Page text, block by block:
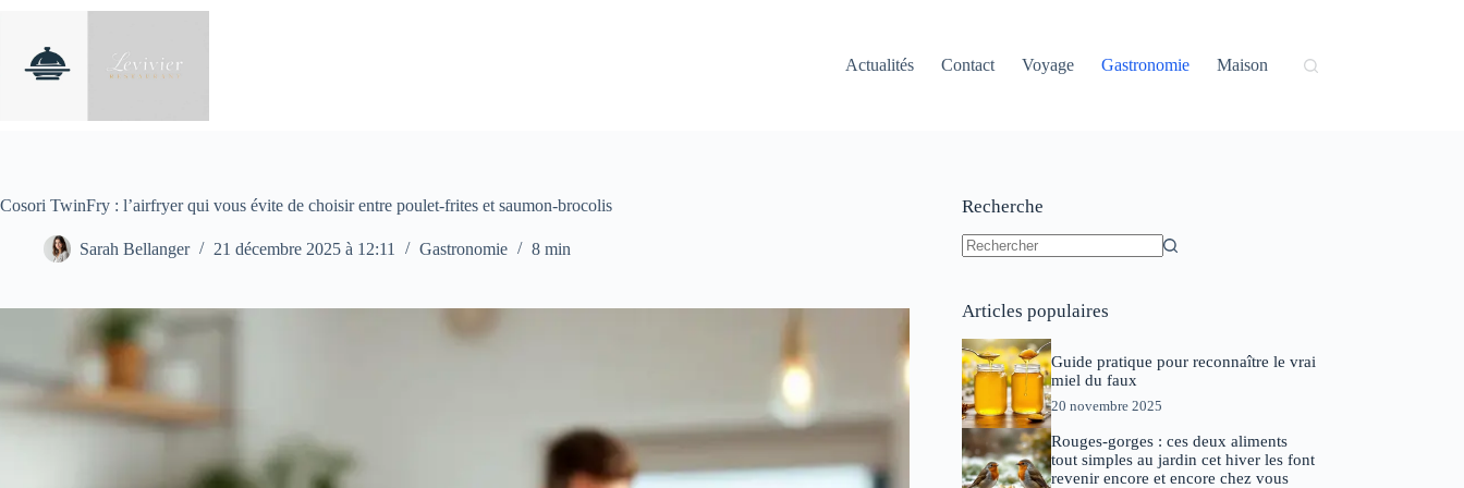
contenu
Actualités
Contact Voyage Gastronomie Maison
Cosori TwinFry : l’airfryer qui vous évite de choisir entre poulet-frites et saumon-brocolis
Sarah Bellanger 21 décembre 2025 à 12:11 Gastronomie 8 min
Recherche
Articles populaires
Guide pratique pour reconnaître le vrai
miel du faux
20 novembre 2025
Rouges-gorges : ces deux aliments
tout simples au jardin cet hiver les font
revenir encore et encore chez vous